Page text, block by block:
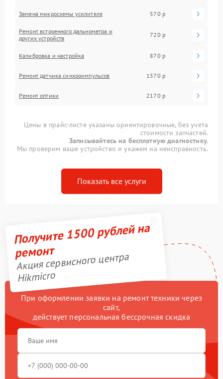
Замена микросхемы усилителя 570 р
Ремонт встроенного дальнометра и
других устройств
720 р
Калибровка и настройка 870 р
Ремонт датчика синхроимпульсов 1570 р
Ремонт оптики 2170 р
Цены в прайс-листе указаны ориентировочные, без учета
стоимости запчастей.
Записывайтесь на бесплатную диагностику.
Мы проверим ваше устройство и укажем на неисправность.
Показать все услуги
Получите 1500 рублей на
ремонт
Акция сервисного центра
Hikmicro
При оформлении заявки на ремонт техники через
сайт,
действует персональная бессрочная скидка